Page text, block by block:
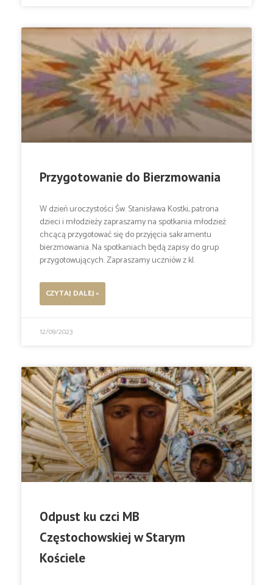
Przygotowanie do Bierzmowania
W dzień uroczystości Św. Stanisława Kostki, patrona
dzieci i młodzieży zapraszamy na spotkania młodzież
chcącą przygotować się do przyjęcia sakramentu
bierzmowania. Na spotkaniach będą zapisy do grup
przygotowujących. Zapraszamy uczniów z kl.
CZYTAJ DALEJ »
12/09/2023
Odpust ku czci MB
Częstochowskiej w Starym
Kościele